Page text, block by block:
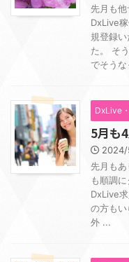
先月も
DxLive
規登録
た。 そ
でそう
DxLive
5月も
先月も
も順調
DxLive
の方も
外 ...